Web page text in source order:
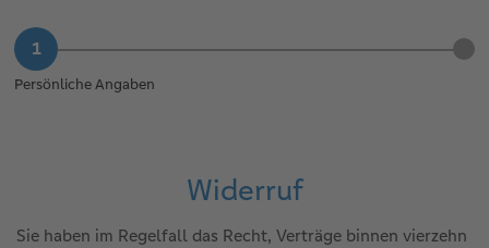
Persönliche Angaben
Widerruf
Sie haben im Regelfall das Recht, Verträge binnen vierzehn